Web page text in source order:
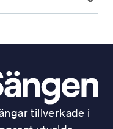
tillverkade i